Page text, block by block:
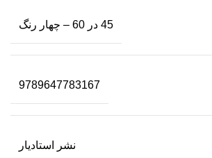
45 در 60 – چهار رنگ
9789647783167
نشر استاديار